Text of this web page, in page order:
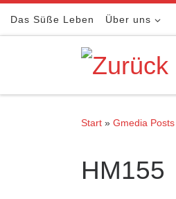
Zum Inhalt springen
Das Süße Leben Über uns
Start » Gmedia Posts
HM155